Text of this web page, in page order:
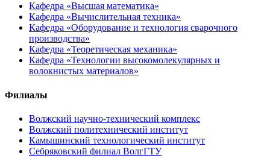
Кафедра «Высшая математика»
Кафедра «Вычислительная техника»
Кафедра «Оборудование и технология сварочного
производства»
Кафедра «Теоретическая механика»
Кафедра «Технологии высокомолекулярных и
волокнистых материалов»
Филиалы
Волжский научно-технический комплекс
Волжский политехнический институт
Камышинский технологический институт
Себряковский филиал ВолгГТУ